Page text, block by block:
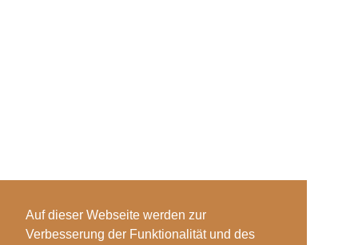
Auf dieser Webseite werden zur
Verbesserung der Funktionalität und des